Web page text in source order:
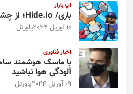
اپ بازار
بازی/ Hide.io؛ از چشم بقیه پنهان شوید
10 آوریل 2024 پاورتل
اخبار فناوری
با ماسک هوشمند
آلودگی هوا نباشید
09 آوریل 2024 پاورتل